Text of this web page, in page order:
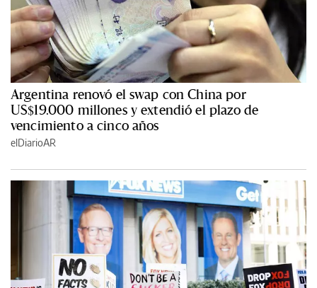
Argentina renovó el swap con China por
US$19.000 millones y extendió el plazo de
vencimiento a cinco años
elDiarioAR